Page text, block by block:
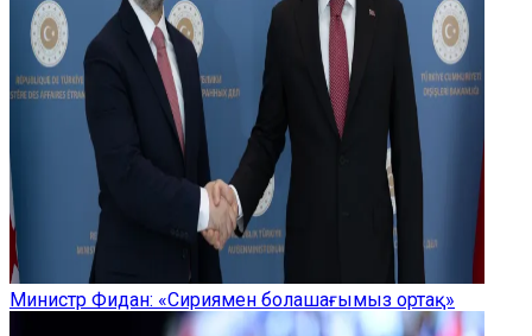
Министр Фидан: «Сириямен болашағымыз ортақ»